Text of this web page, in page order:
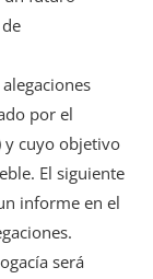
por el
y cuyo objetivo
El siguiente
informe en el
será